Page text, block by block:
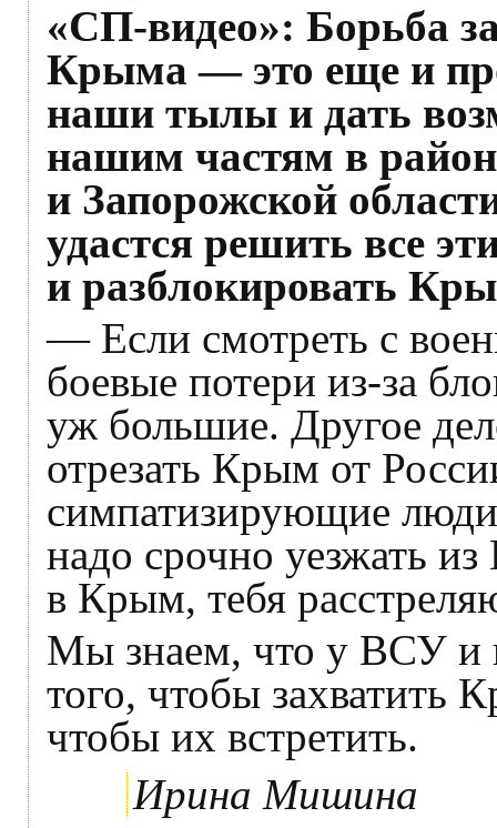
«СП-видео»: Борьба
Крыма — это еще и
наши тылы и дать
нашим частям в
и Запорожской
удастся решить все
и разблокировать
— Если смотреть с
боевые потери из-за
уж большие. Другое
отрезать Крым от
симпатизирующие
надо срочно уезжать
в Крым, тебя
Мы знаем, что у ВСУ и
того, чтобы захватить
чтобы их встретить.
Ирина Мишина